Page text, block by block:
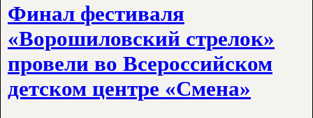
Финал фестиваля
«Ворошиловский стрелок»
провели во Всероссийском
детском центре «Смена»